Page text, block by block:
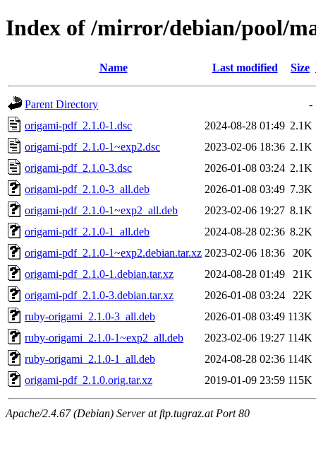
Index of /mirror/debian/pool/
Name Last modified Size
Parent Directory
-
origami-pdf_2.1.0-1.dsc
2024-08-28 01:49 2.1K
origami-pdf_2.1.0-1~exp2.dsc
2023-02-06 18:36 2.1K
origami-pdf_2.1.0-3.dsc
2026-01-08 03:24 2.1K
origami-pdf_2.1.0-3_all.deb
2026-01-08 03:49 7.3K
origami-pdf_2.1.0-1~exp2_all.deb
2023-02-06 19:27 8.1K
origami-pdf_2.1.0-1_all.deb
2024-08-28 02:36 8.2K
origami-pdf_2.1.0-1~exp2.debian.tar.xz 2023-02-06 18:36
20K
origami-pdf_2.1.0-1.debian.tar.xz
2024-08-28 01:49
21K
origami-pdf_2.1.0-3.debian.tar.xz
2026-01-08 03:24
22K
ruby-origami_2.1.0-3_all.deb
2026-01-08 03:49 113K
ruby-origami_2.1.0-1~exp2_all.deb
2023-02-06 19:27 114K
ruby-origami_2.1.0-1_all.deb
2024-08-28 02:36 114K
origami-pdf_2.1.0.orig.tar.xz
2019-01-09 23:59 115K
Apache/2.4.67 (Debian) Server at ftp.tugraz.at Port 80